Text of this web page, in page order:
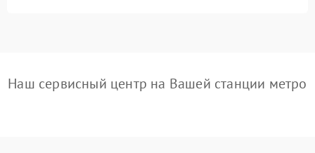
Наш сервисный центр на Вашей станции метро